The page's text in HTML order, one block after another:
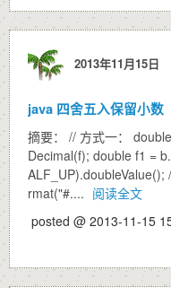
2013年11月15日
java 四舍五入保留小数
摘要： // 方式一：
Decimal(f); double f1 =
rmat("#.... 阅读全文
posted @ 2013-11-15